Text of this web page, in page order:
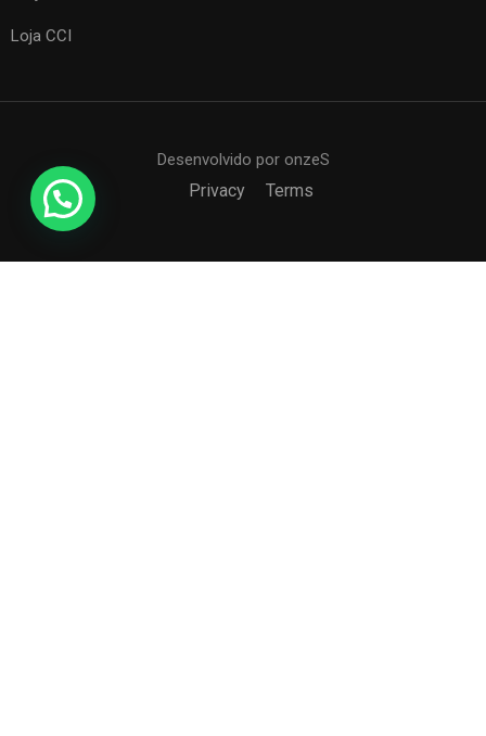
Loja CCI
Desenvolvido por onzeS
Privacy Terms